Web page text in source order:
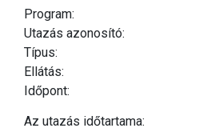
Program:
Utazás azonosító:
Típus:
Ellátás:
Időpont:
Az utazás időtartama: